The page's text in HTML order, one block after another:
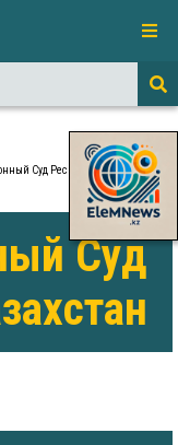
Суд Республики Казахстан
Суд